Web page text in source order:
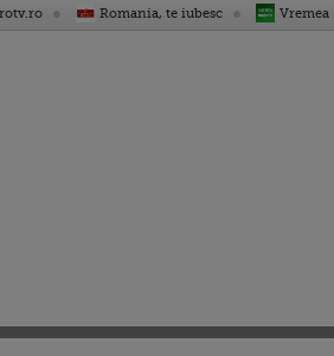
Romania, te iubesc Vremea